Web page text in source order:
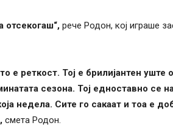
отсекогаш“, рече Родон, кој играше
е реткост. Тој е брилијантен уште
сезона. Тој едноставно се
недела. Сите го сакаат и тоа е
смета Родон.